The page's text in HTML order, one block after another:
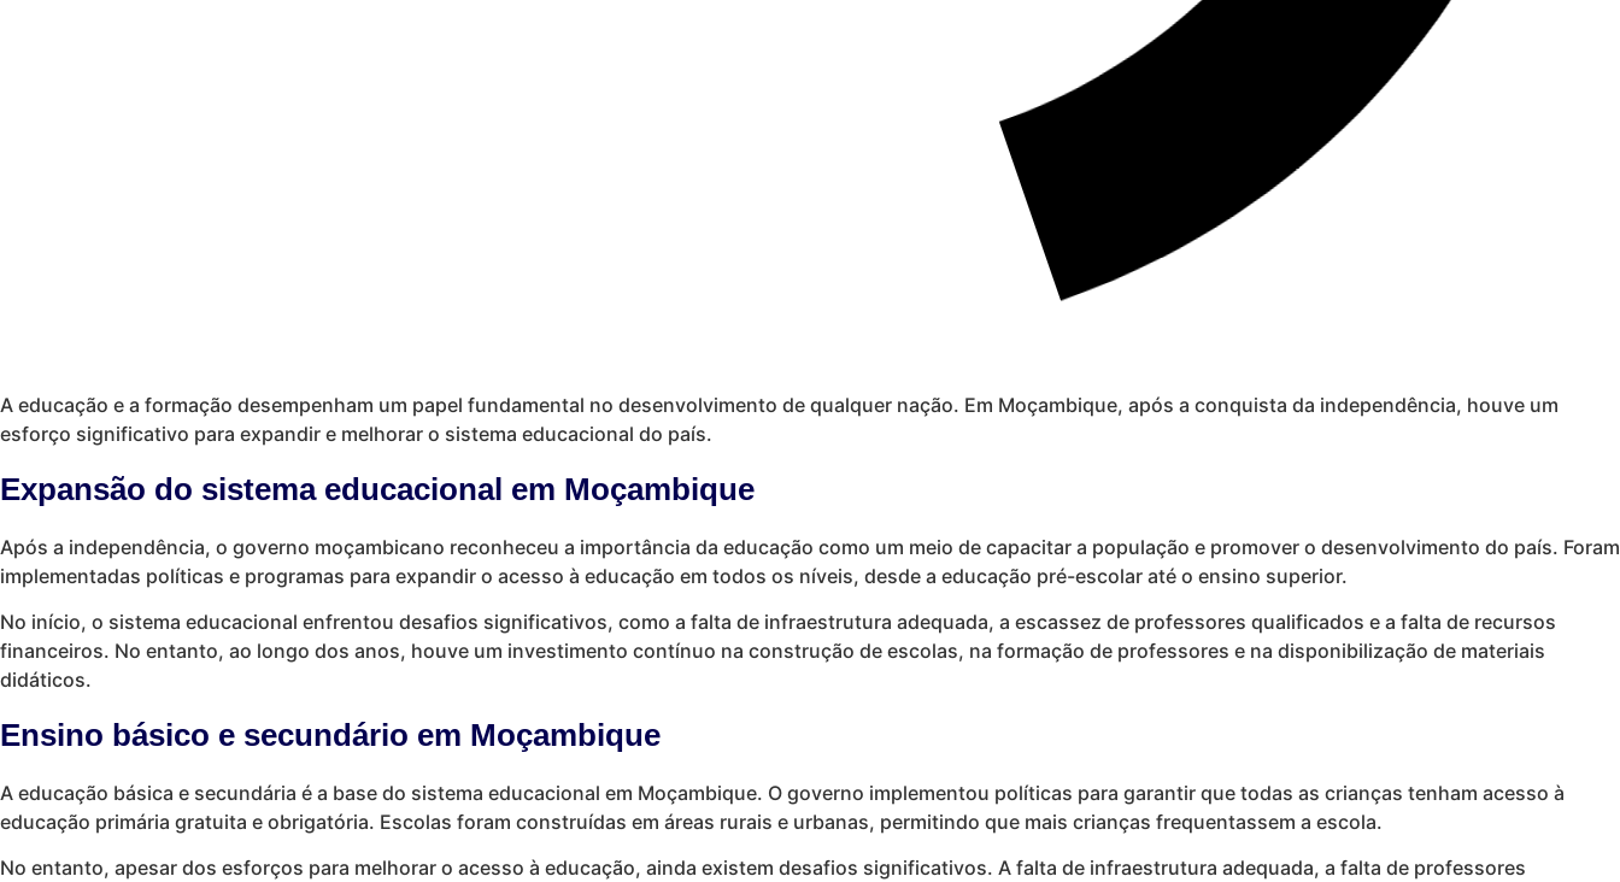
A educação e a formação desempenham um papel fundamental no desenvolvimento de qualquer nação. Em Moçambique, após a conquista da independência, houve um
esforço significativo para expandir e melhorar o sistema educacional do país.
Expansão do sistema educacional em Moçambique
Após a independência, o governo moçambicano reconheceu a importância da educação como um meio de capacitar a população e promover o desenvolvimento do país. Foram
implementadas políticas e programas para expandir o acesso à educação em todos os níveis, desde a educação pré-escolar até o ensino superior.
No início, o sistema educacional enfrentou desafios significativos, como a falta de infraestrutura adequada, a escassez de professores qualificados e a falta de recursos
financeiros. No entanto, ao longo dos anos, houve um investimento contínuo na construção de escolas, na formação de professores e na disponibilização de materiais
didáticos.
Ensino básico e secundário em Moçambique
A educação básica e secundária é a base do sistema educacional em Moçambique. O governo implementou políticas para garantir que todas as crianças tenham acesso à
educação primária gratuita e obrigatória. Escolas foram construídas em áreas rurais e urbanas, permitindo que mais crianças frequentassem a escola.
No entanto, apesar dos esforços para melhorar o acesso à educação, ainda existem desafios significativos. A falta de infraestrutura adequada, a falta de professores